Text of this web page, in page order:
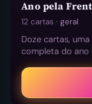
Ano pela
12 cartas ·geral
Doze cartas,
completa do ano